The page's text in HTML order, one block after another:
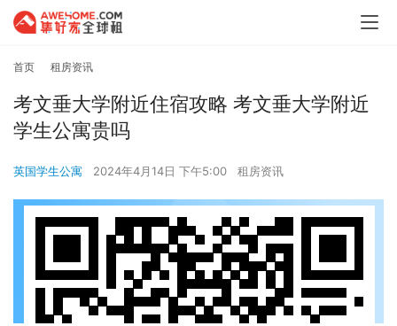
首页 租房资讯
考文垂大学附近住宿攻略 考文垂大学附近
学生公寓贵吗
英国学生公寓 2024年4月14日 下午5:00 租房资讯